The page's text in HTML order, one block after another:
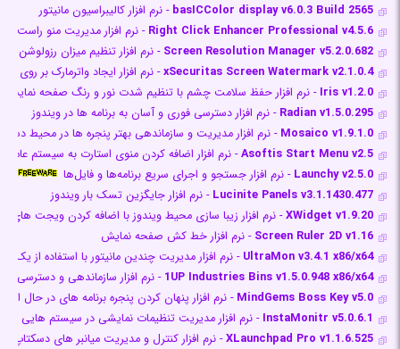
basICColor display v6.0.3 Build 2565 - نرم افزار کالیبراسیون مانیتور
Right Click Enhancer Professional v4.5.6 - نرم افزار مدیریت منو راست
Screen Resolution Manager v5.2.0.682 - نرم افزار تنظیم میزان
xSecuritas Screen Watermark v2.1.0.4- نرم افزار ایجاد واترمارک بر روی
Iris v1.2.0 - نرم افزار حفظ سلامت چشم با تنظیم شدت نور و رنگ صفحه نمایش
Radian v1.5.0.295 - نرم افزار دسترسی فوری و آسان به برنامه ها در ویندوز
Mosaico v1.9.1.0 - نرم افزار مدیریت و سازماندهی بهتر پنجره ها در محیط
Asoftis Start Menu v2.5- نرم افزار اضافه کردن منوی استارت به سیستم عامل های 8
Launchy v2.5.0 - نرم افزار جستجو و اجرای سریع برنامه‌ها و فایل‌ها
Lucinite Panels v3.1.1430.477 - نرم افزار جایگزین تسک بار ویندوز
XWidget v1.9.20- نرم افزار زیبا سازی محیط ویندوز با اضافه کردن ویجت های
Screen Ruler 2D v1.16 - نرم افزار خط کش صفحه نمایش
UltraMon v3.4.1 x86/x64 - نرم افزار مدیریت چندین مانیتور با استفاده از یک
1UP Industries Bins v1.5.0.948 x86/x64 - نرم افزار سازماندهی و دسترسی
MindGems Boss Key v5.0 - نرم افزار پنهان کردن پنجره برنامه های در حال
InstaMonitr v5.0.6.1 - نرم افزار مدیریت تنظیمات نمایشی در سیستم هایی
XLaunchpad Pro v1.1.6.525- نرم افزار کنترل و مدیریت میانبر های دسکتاپ